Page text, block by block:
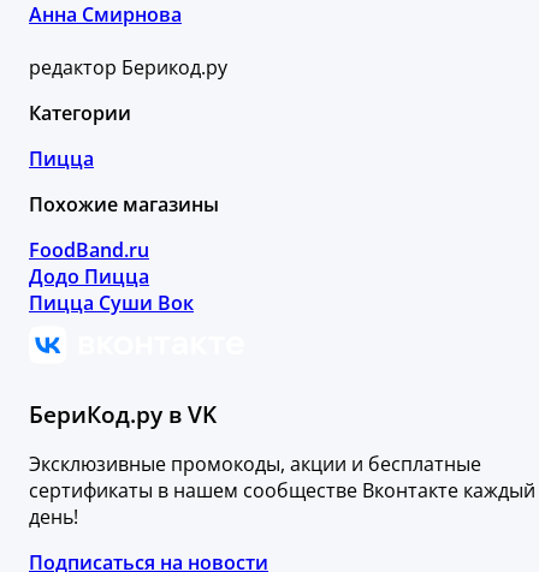
Анна Смирнова
редактор Берикод.ру
Категории
Пицца
Похожие магазины
FoodBand.ru
Додо Пицца
Пицца Суши Вок
БериКод.ру в VK
Эксклюзивные промокоды, акции и бесплатные
сертификаты в нашем сообществе Вконтакте каждый
день!
Подписаться на новости